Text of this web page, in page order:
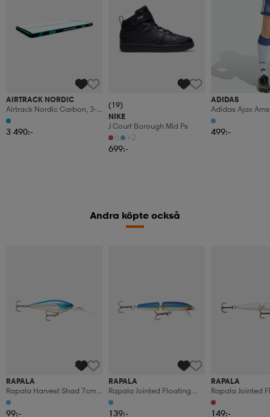
AIRTRACK NORDIC
Airtrack Nordic Carbon, 3-
8m - Mint - 3 M
3 490:-
(19)
NIKE
J Court Borough Mid Ps
+2
699:-
ADIDAS
Adidas Ajax
26/27-
499:-
Andra köpte också
RAPALA
Rapala Harvest Shad 7cm
9g - Silver Blue
99:-
RAPALA
Rapala Jointed Floating
9cm - Blue
139:-
RAPALA
Rapala Jointed
11cm - Red Head
149:-